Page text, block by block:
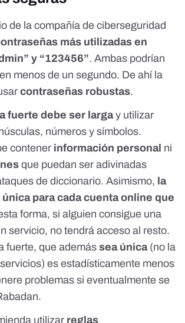
de la compañía de ciberseguridad
más utilizadas en
y “123456”. Ambas podrían
menos de un segundo. De ahí la
contraseñas robustas.
fuerte debe ser largay utilizar
números y símbolos.
contener información personal ni
que puedan ser adivinadas
de diccionario. Asimismo, la
para cada cuenta online que
forma, si alguien consigue una
servicio, no tendrá acceso al resto.
fuerte, que además sea única(no la
es estadísticamente menos
problemas si eventualmente se
utilizar reglas